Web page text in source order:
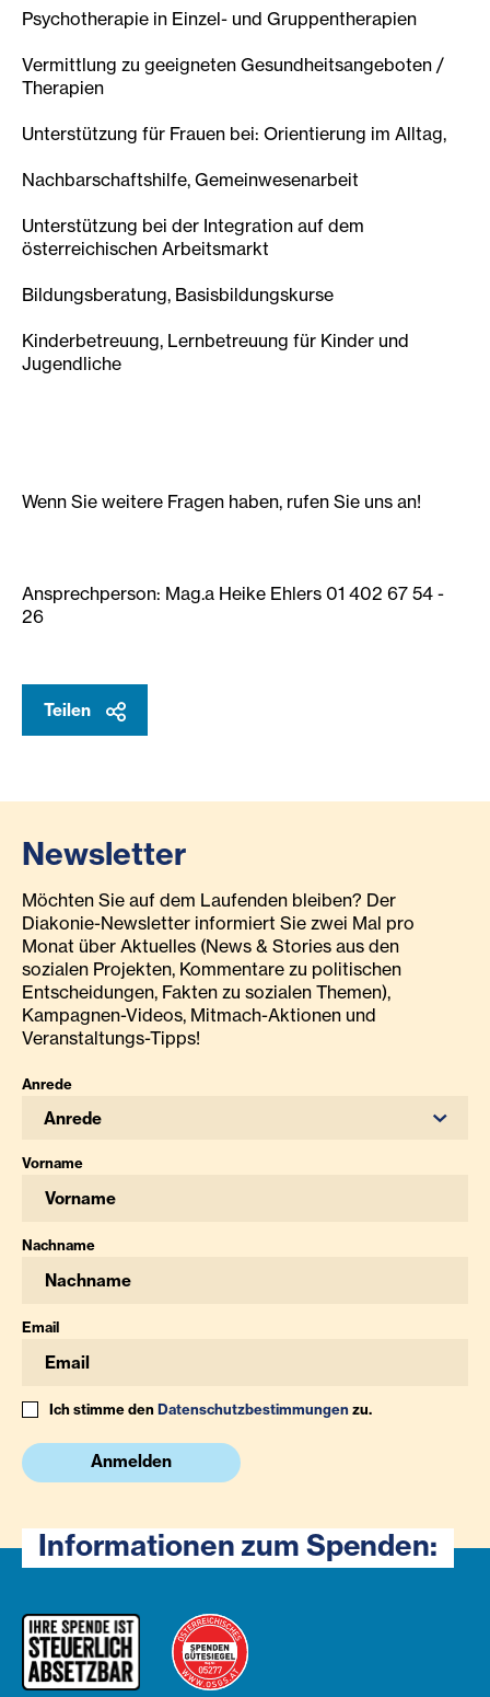
Psychotherapie in Einzel- und Gruppentherapien
Vermittlung zu geeigneten Gesundheitsangeboten /
Therapien
Unterstützung für Frauen bei: Orientierung im Alltag,
Nachbarschaftshilfe, Gemeinwesenarbeit
Unterstützung bei der Integration auf dem
österreichischen Arbeitsmarkt
Bildungsberatung, Basisbildungskurse
Kinderbetreuung, Lernbetreuung für Kinder und
Jugendliche
Wenn Sie weitere Fragen haben, rufen Sie uns an!
Ansprechperson: Mag.a Heike Ehlers 01 402 67 54 -
26
Teilen
Newsletter
Möchten Sie auf dem Laufenden bleiben? Der
Diakonie-Newsletter informiert Sie zwei Mal pro
Monat über Aktuelles (News & Stories aus den
sozialen Projekten, Kommentare zu politischen
Entscheidungen, Fakten zu sozialen Themen),
Kampagnen-Videos, Mitmach-Aktionen und
Veranstaltungs-Tipps!
Anrede
Anrede
Vorname
Nachname
Email
Ich stimme denDatenschutzbestimmungenzu.
Anmelden
Informationen zum Spenden: